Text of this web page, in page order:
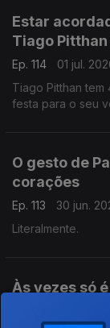
Estar
Tiago Pitthan
Ep. 114
01 jul.
Tiago Pitthan tem
festa para o seu
O gesto de
corações
Ep. 113
30 jun.
Literalmente.
Às vezes só